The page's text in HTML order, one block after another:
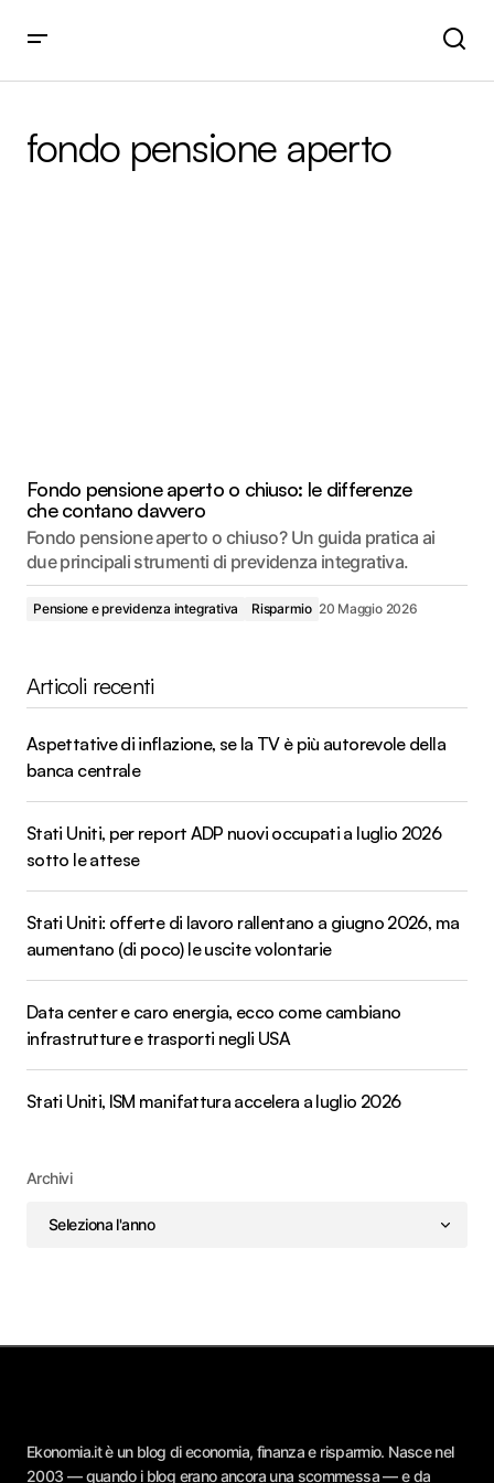
fondo pensione aperto
Fondo pensione aperto o chiuso: le differenze
che contano davvero
Fondo pensione aperto o chiuso? Un guida pratica ai
due principali strumenti di previdenza integrativa.
Pensione e previdenza integrativa Risparmio 20 Maggio 2026
Articoli recenti
Aspettative di inflazione, se la TV è più autorevole della
banca centrale
Stati Uniti, per report ADP nuovi occupati a luglio 2026
sotto le attese
Stati Uniti: offerte di lavoro rallentano a giugno 2026, ma
aumentano (di poco) le uscite volontarie
Data center e caro energia, ecco come cambiano
infrastrutture e trasporti negli USA
Stati Uniti, ISM manifattura accelera a luglio 2026
Archivi
Ekonomia.it è un blog di economia, finanza e risparmio. Nasce nel
2003 — quando i blog erano ancora una scommessa — e da